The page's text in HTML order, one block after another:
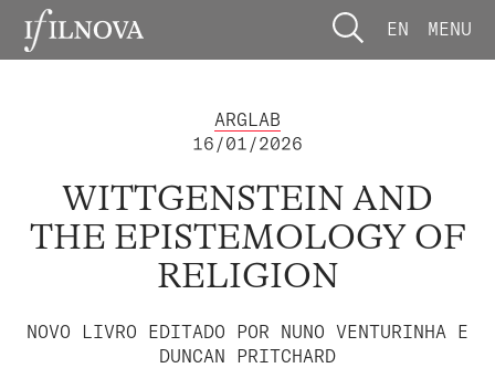
EN MENU
ARGLAB
16/01/2026
WITTGENSTEIN AND
THE EPISTEMOLOGY OF
RELIGION
NOVO LIVRO EDITADO POR NUNO VENTURINHA E
DUNCAN PRITCHARD